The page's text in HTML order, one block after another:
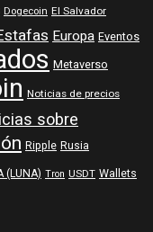
Dogecoin El Salvador
Europa Eventos
Metaverso
Noticias de precios
sobre
Ripple Rusia
(LUNA) Tron USDT Wallets